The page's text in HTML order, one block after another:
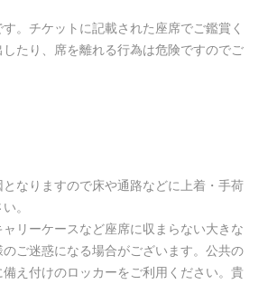
。チケットに記載された座席でご鑑賞く
たり、席を離れる行為は危険ですのでご
なりますので床や通路などに上着・手荷
。
リーケースなど座席に収まらない大きな
ご迷惑になる場合がございます。公共の
え付けのロッカーをご利用ください。貴